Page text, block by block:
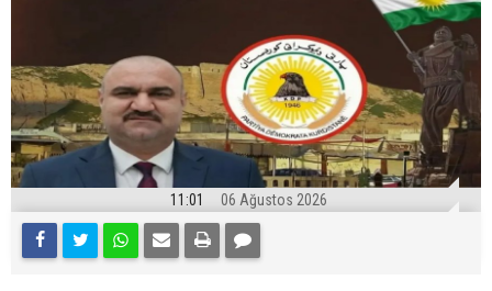
11:01 06 Ağustos 2026